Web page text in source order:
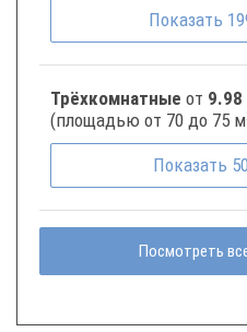
Показать
Трёхкомнатные от 9.98
(площадью от 70 до 75 м
Показать 50
Посмотреть